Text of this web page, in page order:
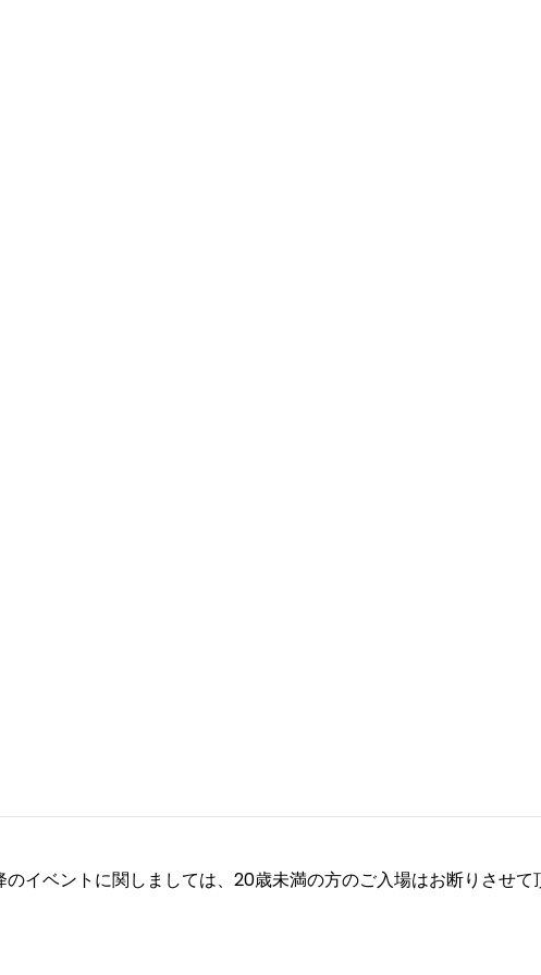
イベントに関しましては、20歳未満の方のご入場はお断りさせて